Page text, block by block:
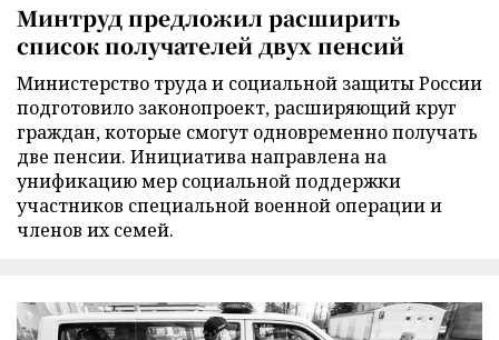
Минтруд предложил расширить
список получателей двух пенсий
Министерство труда и социальной защиты России
подготовило законопроект, расширяющий круг
граждан, которые смогут одновременно получать
две пенсии. Инициатива направлена на
унификацию мер социальной поддержки
участников специальной военной операции и
членов их семей.